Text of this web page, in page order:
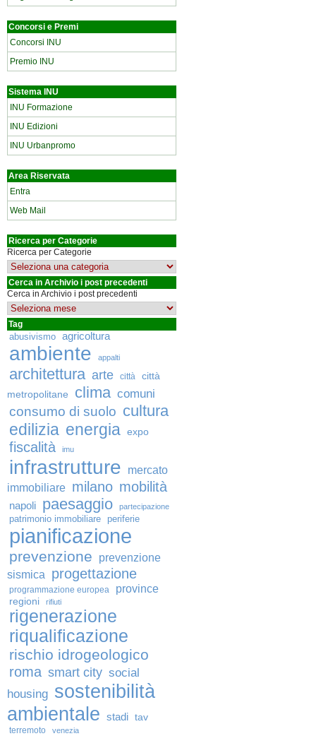
Concorsi e Premi
Concorsi INU
Premio INU
Sistema INU
INU Formazione
INU Edizioni
INU Urbanpromo
Area Riservata
Entra
Web Mail
Ricerca per Categorie
Ricerca per Categorie
Cerca in Archivio i post precedenti
Cerca in Archivio i post precedenti
Tag
abusivismo agricoltura
ambiente appalti
architettura arte città
città
metropolitane
clima comuni
consumo di suolo cultura
edilizia energia expo
fiscalità imu
infrastrutture
mercato
immobiliare milano mobilità
napoli paesaggio partecipazione
patrimonio immobiliare periferie
pianificazione
prevenzione
prevenzione
sismica
progettazione
programmazione europea province
regioni rifiuti
rigenerazione
riqualificazione
rischio idrogeologico
roma smart city social
housing sostenibilità
ambientale stadi tav
terremoto venezia